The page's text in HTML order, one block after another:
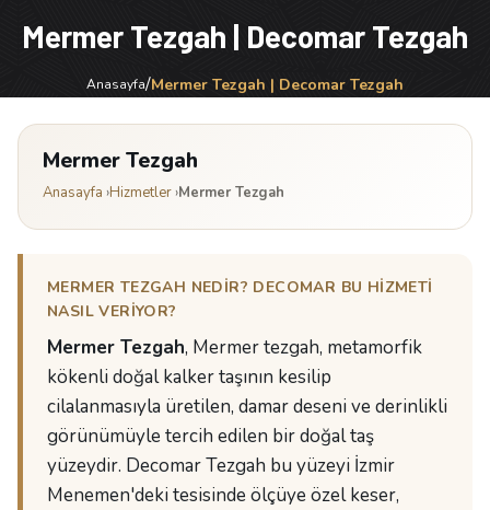
Mermer Tezgah | Decomar Tezgah
Anasayfa/Mermer Tezgah | Decomar Tezgah
Mermer Tezgah
Anasayfa ›Hizmetler›Mermer Tezgah
MERMER TEZGAH NEDIR? DECOMAR BU HIZMETI
NASIL VERIYOR?
Mermer Tezgah, Mermer tezgah, metamorfik
kökenli doğal kalker taşının kesilip
cilalanmasıyla üretilen, damar deseni ve derinlikli
görünümüyle tercih edilen bir doğal taş
yüzeydir. Decomar Tezgah bu yüzeyi İzmir
Menemen'deki tesisinde ölçüye özel keser,